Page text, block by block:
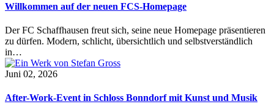
Willkommen auf der neuen FCS-Homepage
Der FC Schaffhausen freut sich, seine neue Homepage präsentieren
zu dürfen. Modern, schlicht, übersichtlich und selbstverständlich
in…
Juni 02, 2026
After-Work-Event in Schloss Bonndorf mit Kunst und Musik